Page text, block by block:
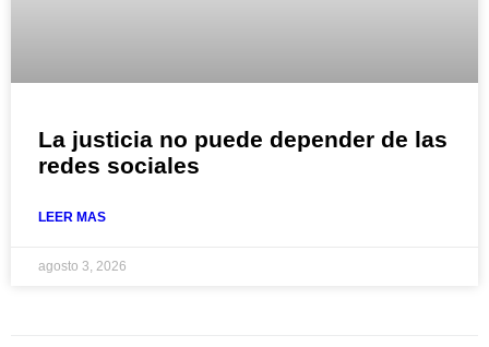
La justicia no puede depender de las
redes sociales
LEER MAS
agosto 3, 2026